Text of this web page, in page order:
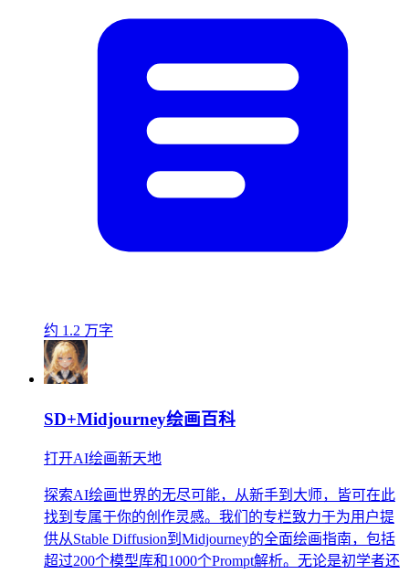
约 1.2 万字
SD+Midjourney绘画百科
打开AI绘画新天地
探索AI绘画世界的无尽可能，从新手到大师，皆可在此
找到专属于你的创作灵感。我们的专栏致力于为用户提
供从Stable Diffusion到Midjourney的全面绘画指南，包括
超过200个模型库和1000个Prompt解析。无论是初学者还